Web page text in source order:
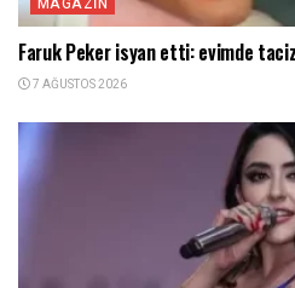
Faruk Peker isyan etti: evimde
7 AĞUSTOS 2026